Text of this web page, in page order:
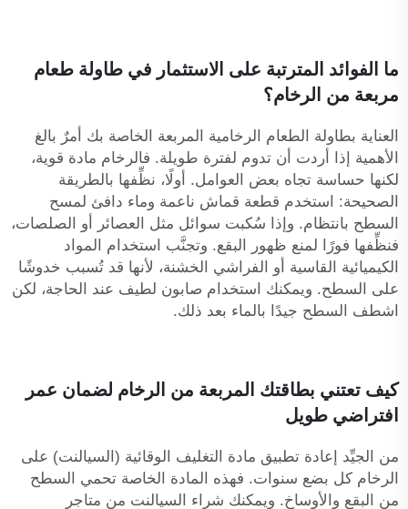
ما الفوائد المترتبة على الاستثمار في طاولة طعام
مربعة من الرخام؟
العناية بطاولة الطعام الرخامية المربعة الخاصة بك أمرٌ بالغ
الأهمية إذا أردت أن تدوم لفترة طويلة. فالرخام مادة قوية،
لكنها حساسة تجاه بعض العوامل. أولًا، نظِّفها بالطريقة
الصحيحة: استخدم قطعة قماش ناعمة وماء دافئ لمسح
السطح بانتظام. وإذا سُكبت سوائل مثل العصائر أو الصلصات،
فنظِّفها فورًا لمنع ظهور البقع. وتجنَّب استخدام المواد
الكيميائية القاسية أو الفراشي الخشنة، لأنها قد تُسبب خدوشًا
على السطح. ويمكنك استخدام صابون لطيف عند الحاجة، لكن
اشطف السطح جيدًا بالماء بعد ذلك.
كيف تعتني بطاقتك المربعة من الرخام لضمان عمر
افتراضي طويل
من الجيِّد إعادة تطبيق مادة التغليف الوقائية (السيالنت) على
الرخام كل بضع سنوات. فهذه المادة الخاصة تحمي السطح
من البقع والأوساخ. ويمكنك شراء السيالنت من متاجر